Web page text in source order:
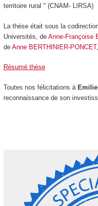
territoire rural " (CNAM- LIRSA)
La thèse était sous la
Universités, de Anne-Françoise
de Anne BERTHINIER-PONCET
Résumé thèse
Toutes nos félicitations à Emilie
reconnaissance de son